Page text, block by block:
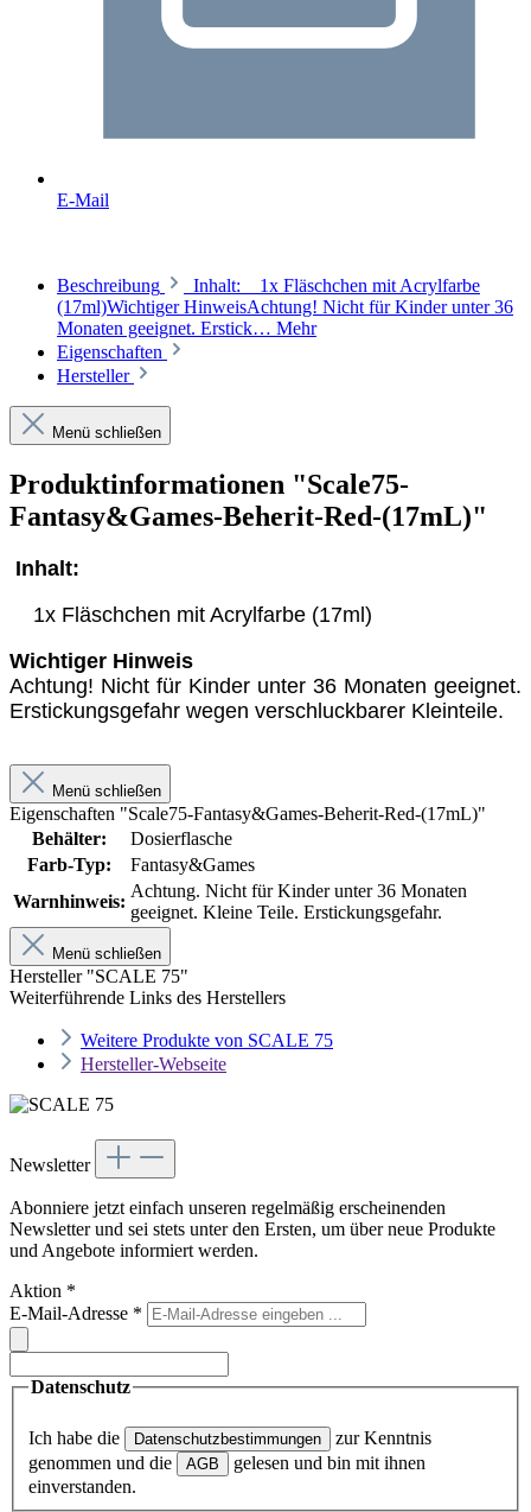
E-Mail
Beschreibung
Inhalt: 1x Fläschchen mit Acrylfarbe
(17ml)Wichtiger HinweisAchtung! Nicht für Kinder unter 36
Monaten geeignet. Erstick… Mehr
Eigenschaften
Hersteller
Menü schließen
Produktinformationen "Scale75-
Fantasy&Games-Beherit-Red-(17mL)"
Inhalt:
1x Fläschchen mit Acrylfarbe (17ml)
Wichtiger Hinweis
Achtung! Nicht für Kinder unter 36 Monaten geeignet.
Erstickungsgefahr wegen verschluckbarer Kleinteile.
Menü schließen
Eigenschaften "Scale75-Fantasy&Games-Beherit-Red-(17mL)"
Behälter:
Dosierflasche
Farb-Typ:
Fantasy&Games
Warnhinweis:
Achtung. Nicht für Kinder unter 36 Monaten
geeignet. Kleine Teile. Erstickungsgefahr.
Menü schließen
Hersteller "SCALE 75"
Weiterführende Links des Herstellers
Weitere Produkte von SCALE 75
Hersteller-Webseite
Newsletter
Abonniere jetzt einfach unseren regelmäßig erscheinenden
Newsletter und sei stets unter den Ersten, um über neue Produkte
und Angebote informiert werden.
Aktion *
E-Mail-Adresse *
Datenschutz
Ich habe die Datenschutzbestimmungen
zur Kenntnis
genommen und die
AGB
gelesen und bin mit ihnen
einverstanden.